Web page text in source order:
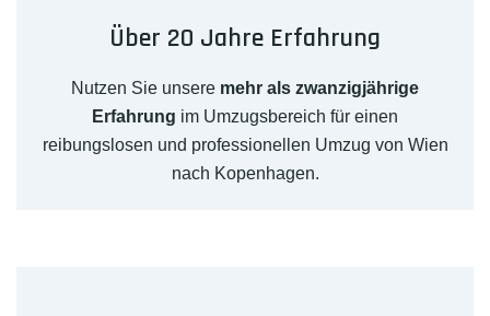
Über 20 Jahre Erfahrung
Nutzen Sie unsere mehr als zwanzigjährige
Erfahrung im Umzugsbereich für einen
reibungslosen und professionellen Umzug von Wien
nach Kopenhagen.